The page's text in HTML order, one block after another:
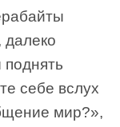
далеко
поднять
себе вслух
мир?»,